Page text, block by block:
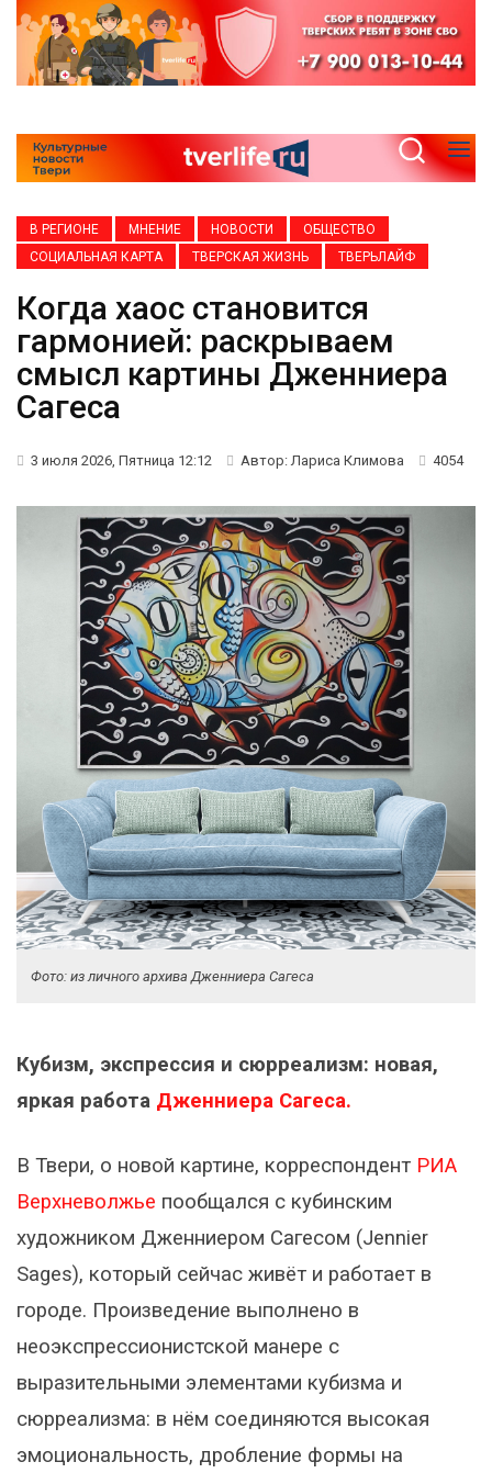
В РЕГИОНЕ МНЕНИЕ НОВОСТИ
ОБЩЕСТВО
СОЦИАЛЬНАЯ КАРТА
ТВЕРСКАЯ ЖИЗНЬ ТВЕРЬЛАЙФ
Когда хаос становится
гармонией: раскрываем
смысл картины Дженниера
Сагеса
3 июля 2026, Пятница 12:12 Автор: Лариса Климова 4054
Фото: из личного архива Дженниера Сагеса
Кубизм, экспрессия и сюрреализм: новая,
яркая работа Дженниера Сагеса.
В Твери, о новой картине, корреспондент РИА
Верхневолжье пообщался с кубинским
художником Дженниером Сагесом (Jennier
Sages), который сейчас живёт и работает в
городе. Произведение выполнено в
неоэкспрессионистской манере с
выразительными элементами кубизма и
сюрреализма: в нём соединяются высокая
эмоциональность, дробление формы на